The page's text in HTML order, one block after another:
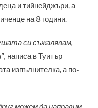
и тийнейджъри, а
на 8 години.
си съжалявам,
написа в Туитър
изпълнителка, а по-